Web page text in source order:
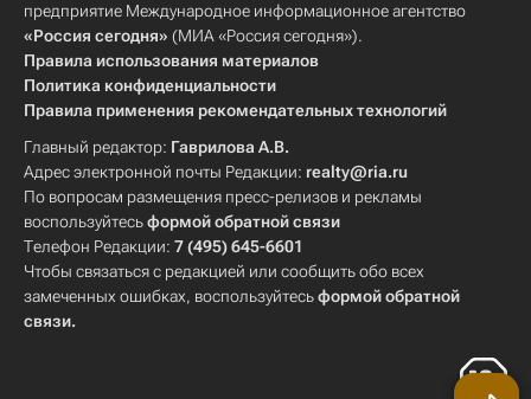
предприятие Международное информационное агентство
«Россия сегодня» (МИА «Россия сегодня»).
Правила использования материалов
Политика конфиденциальности
Правила применения рекомендательных технологий
Главный редактор: Гаврилова А.В.
Адрес электронной почты Редакции: realty@ria.ru
По вопросам размещения пресс-релизов и рекламы
воспользуйтесьформой обратной связи
Телефон Редакции: 7 (495) 645-6601
Чтобы связаться с редакцией или сообщить обо всех
замеченных ошибках, воспользуйтесьформой обратной
связи.